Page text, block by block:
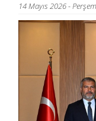
14 Mayıs 2026 -